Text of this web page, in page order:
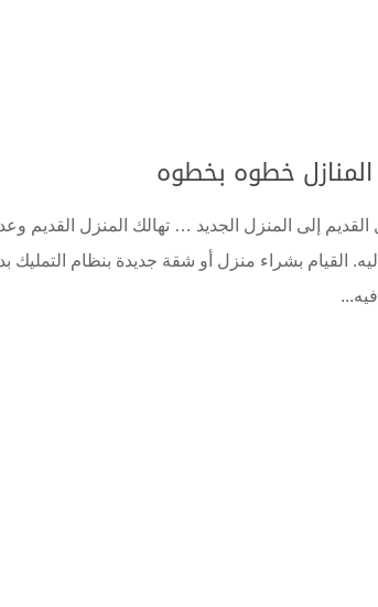
خطوه بخطوه
القديم إلى المنزل الجديد … تهالك المنزل
القيام بشراء منزل أو شقة جديدة بنظام التمليك